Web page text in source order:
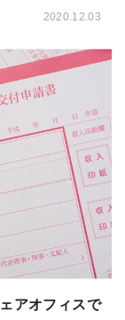
2020.12.03
アオフィスで